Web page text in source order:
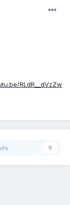
RLdR__dVzZw
0